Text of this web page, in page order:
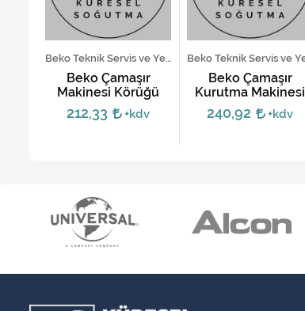
Beko Teknik Servis ve Yedek Parça Hizmetleri
Beko Çamaşır
Makinesi Körüğü
212,33 +kdv
Beko Çamaşır
Kurutma Makinesi
Körüğü -
2845240100
240,92 +kdv